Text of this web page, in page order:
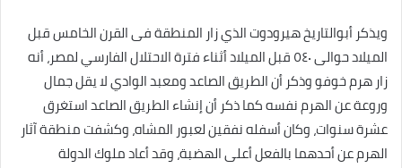
ويذكر أبوالتاريخ هيرودوت الذي زار المنطقة فى القرن الخامس قبل
الميلاد حوالى ٥٤٠ قبل الميلاد أثناء فترة الاحتلال الفارسي لمصر، أنه
زار هرم خوفو وذكر أن الطريق الصاعد ومعبد الوادي لا يقل جمال
وروعة عن الهرم نفسه كما ذكر أن إنشاء الطريق الصاعد استغرق
عشرة سنوات، وكان أسفله نفقين لعبور المشاه، وكشفت منطقة آثار
الهرم عن أحدهما بالفعل أعلى الهضبة، وقد أعاد ملوك الدولة